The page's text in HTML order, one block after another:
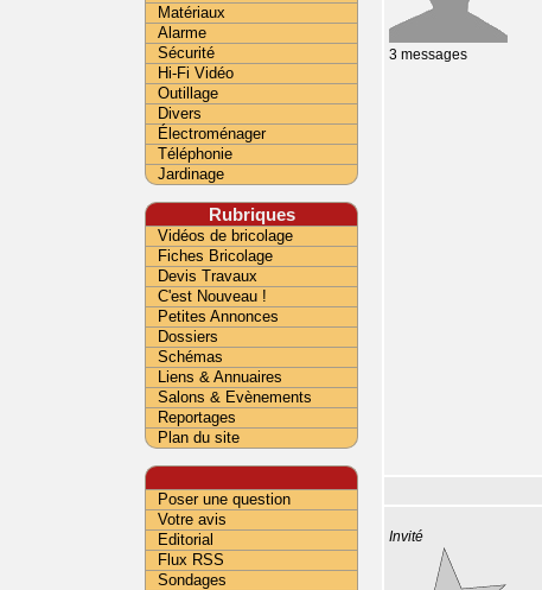
3 messages
Invité
Matériaux
Alarme
Sécurité
Hi-Fi Vidéo
Outillage
Divers
Électroménager
Téléphonie
Jardinage
Rubriques
Vidéos de bricolage
Fiches Bricolage
Devis Travaux
C'est Nouveau !
Petites Annonces
Dossiers
Schémas
Liens & Annuaires
Salons & Evènements
Reportages
Plan du site
Poser une question
Votre avis
Editorial
Flux RSS
Sondages